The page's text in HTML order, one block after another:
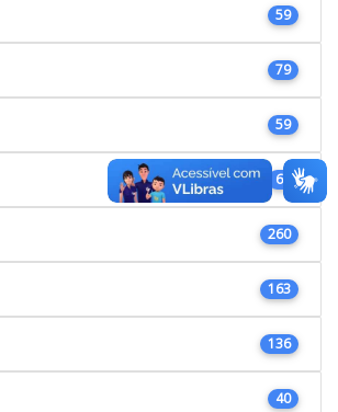
59
79
59
66
260
163
136
40